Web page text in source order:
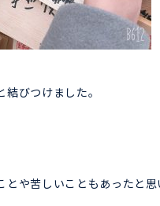
びつけました。
とや苦しいこともあったと